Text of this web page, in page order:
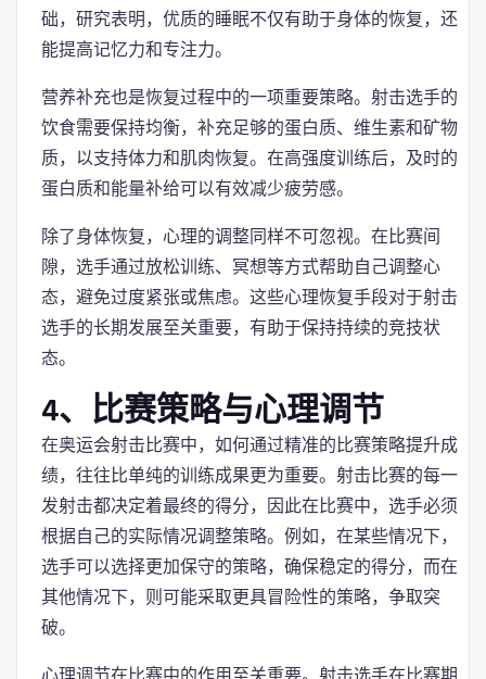
础，研究表明，优质的睡眠不仅有助于身体的恢复，还
能提高记忆力和专注力。
营养补充也是恢复过程中的一项重要策略。射击选手的
饮食需要保持均衡，补充足够的蛋白质、维生素和矿物
质，以支持体力和肌肉恢复。在高强度训练后，及时的
蛋白质和能量补给可以有效减少疲劳感。
除了身体恢复，心理的调整同样不可忽视。在比赛间
隙，选手通过放松训练、冥想等方式帮助自己调整心
态，避免过度紧张或焦虑。这些心理恢复手段对于射击
选手的长期发展至关重要，有助于保持持续的竞技状
态。
4、比赛策略与心理调节
在奥运会射击比赛中，如何通过精准的比赛策略提升成
绩，往往比单纯的训练成果更为重要。射击比赛的每一
发射击都决定着最终的得分，因此在比赛中，选手必须
根据自己的实际情况调整策略。例如，在某些情况下，
选手可以选择更加保守的策略，确保稳定的得分，而在
其他情况下，则可能采取更具冒险性的策略，争取突
破。